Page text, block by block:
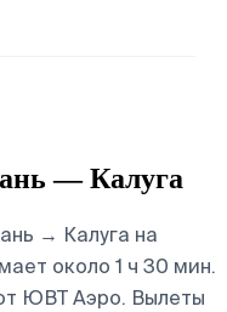
— Калуга
→ Калуга на
около 1 ч 30 мин.
ЮВТ Аэро. Вылеты